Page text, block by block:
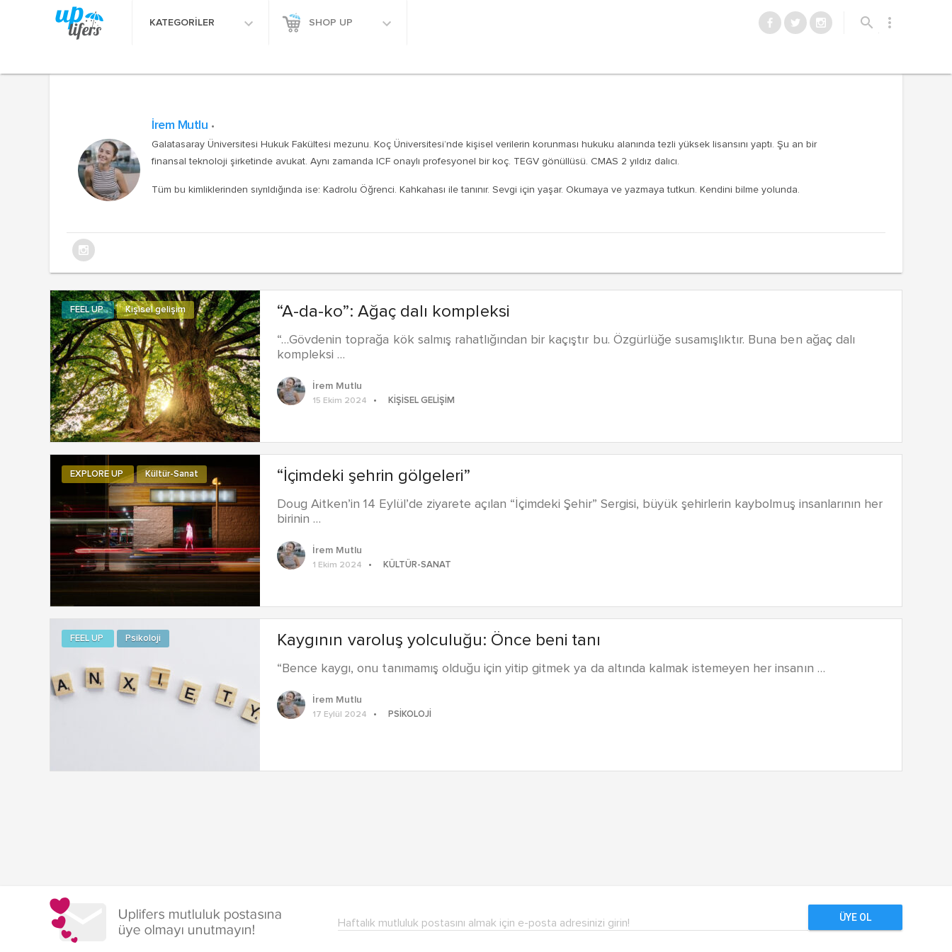
Reklamı Gizle
KATEGORİLER SHOP UP search more_vert
İrem Mutlu
Galatasaray Üniversitesi Hukuk Fakültesi mezunu. Koç Üniversitesi’nde kişisel verilerin korunması hukuku alanında tezli yüksek lisansını yaptı. Şu an bir
finansal teknoloji şirketinde avukat. Aynı zamanda ICF onaylı profesyonel bir koç. TEGV gönüllüsü. CMAS 2 yıldız dalıcı.
Tüm bu kimliklerinden sıyrıldığında ise: Kadrolu Öğrenci. Kahkahası ile tanınır. Sevgi için yaşar. Okumaya ve yazmaya tutkun. Kendini bilme yolunda.
“A-da-ko”: Ağaç dalı kompleksi
“…Gövdenin toprağa kök salmış rahatlığından bir kaçıştır bu. Özgürlüğe susamışlıktır. Buna ben ağaç dalı
kompleksi …
FEEL UP Kişisel gelişim
İrem Mutlu
15 Ekim 2024 KIŞISEL GELIŞIM
“İçimdeki şehrin gölgeleri”
Doug Aitken’in 14 Eylül’de ziyarete açılan “İçimdeki Şehir” Sergisi, büyük şehirlerin kaybolmuş insanlarının her
birinin …
EXPLORE UP Kültür-Sanat
İrem Mutlu
1 Ekim 2024 KÜLTÜR-SANAT
Kaygının varoluş yolculuğu: Önce beni tanı
“Bence kaygı, onu tanımamış olduğu için yitip gitmek ya da altında kalmak istemeyen her insanın …
FEEL UP Psikoloji
İrem Mutlu
17 Eylül 2024 PSIKOLOJI
Haftalık mutluluk postasını almak için e-posta adresinizi girin! ÜYE OL